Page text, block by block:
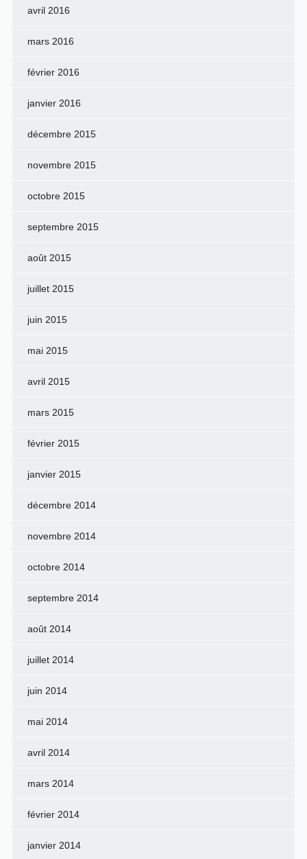
avril 2016
mars 2016
février 2016
janvier 2016
décembre 2015
novembre 2015
octobre 2015
septembre 2015
août 2015
juillet 2015
juin 2015
mai 2015
avril 2015
mars 2015
février 2015
janvier 2015
décembre 2014
novembre 2014
octobre 2014
septembre 2014
août 2014
juillet 2014
juin 2014
mai 2014
avril 2014
mars 2014
février 2014
janvier 2014